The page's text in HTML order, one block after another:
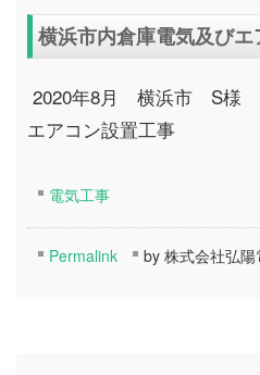
横浜市内倉庫電気及び
2020年8月 横浜市 S様
エアコン設置工事
電気工事
Permalink by 株式会社弘陽